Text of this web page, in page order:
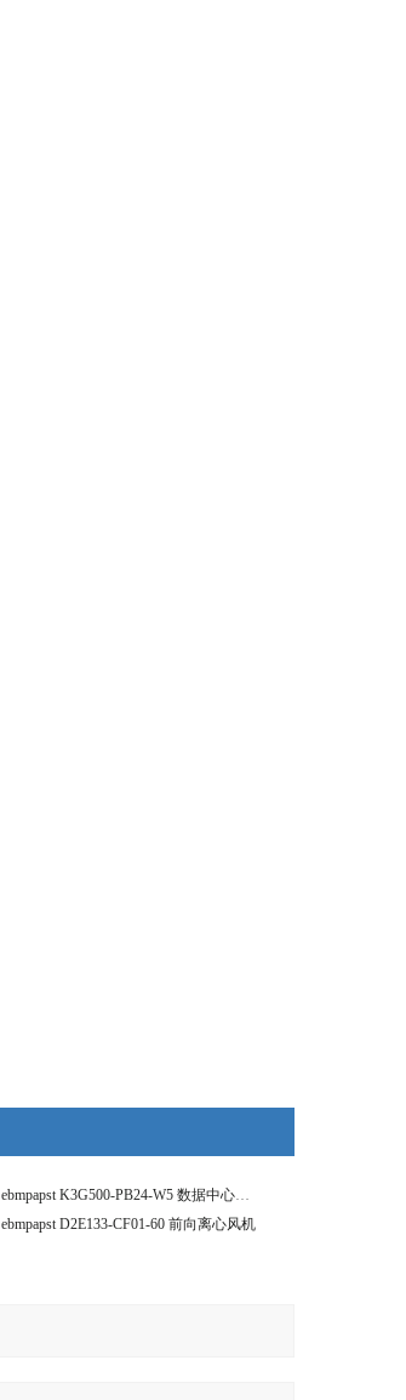
ebmpapst K3G500-PB24-W5 数据中心离心风机
ebmpapst D2E133-CF01-60 前向离心风机